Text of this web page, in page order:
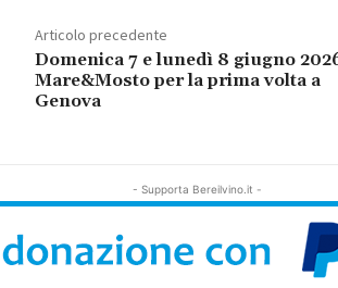
Articolo precedente
Domenica 7 e lunedì 8 giugno
Mare&Mosto per la prima volta a
Genova
- Supporta Bereilvino.it -